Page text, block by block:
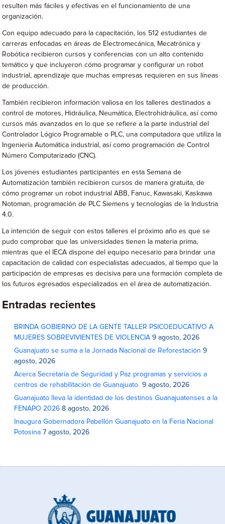
resulten más fáciles y efectivas en el funcionamiento de una
organización.
Con equipo adecuado para la capacitación, los 512 estudiantes de
carreras enfocadas en áreas de Electromecánica, Mecatrónica y
Robótica recibieron cursos y conferencias con un alto contenido
temático y que incluyeron cómo programar y configurar un robot
industrial, aprendizaje que muchas empresas requieren en sus líneas
de producción.
También recibieron información valiosa en los talleres destinados a
control de motores, Hidráulica, Neumática, Electrohidráulica, así como
cursos más avanzados en lo que se refiere a la parte industrial del
Controlador Lógico Programable o PLC, una computadora que utiliza la
Ingeniería Automática industrial, así como programación de Control
Número Computarizado (CNC).
Los jóvenes estudiantes participantes en esta Semana de
Automatización también recibieron cursos de manera gratuita, de
cómo programar un robot industrial ABB, Fanuc, Kawasaki, Kaskawa
Notoman, programación de PLC Siemens y tecnologías de la Industria
4.0.
La intención de seguir con estos talleres el próximo año es que se
pudo comprobar que las universidades tienen la materia prima,
mientras que el IECA dispone del equipo necesario para brindar una
capacitación de calidad con especialistas adecuados, al tiempo que la
participación de empresas es decisiva para una formación completa de
los futuros egresados especializados en el área de automatización.
Entradas recientes
BRINDA GOBIERNO DE LA GENTE TALLER PSICOEDUCATIVO A
MUJERES SOBREVIVIENTES DE VIOLENCIA 9 agosto, 2026
Guanajuato se suma a la Jornada Nacional de Reforestación 9
agosto, 2026
Acerca Secretaría de Seguridad y Paz programas y servicios a
centros de rehabilitación de Guanajuato
9 agosto, 2026
Guanajuato lleva la identidad de los destinos Guanajuatenses a la
FENAPO 2026 8 agosto, 2026
Inaugura Gobernadora Pabellón Guanajuato en la Feria Nacional
Potosina 7 agosto, 2026